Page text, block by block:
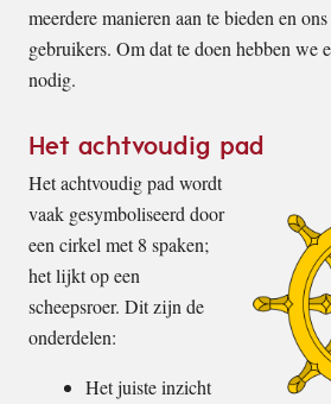
meerdere manieren aan te bieden en
gebruikers. Om dat te doen hebben we
nodig.
Het achtvoudig pad
Het achtvoudig pad wordt
vaak gesymboliseerd door
een cirkel met 8 spaken;
het lijkt op een
scheepsroer. Dit zijn de
onderdelen:
Het juiste inzicht